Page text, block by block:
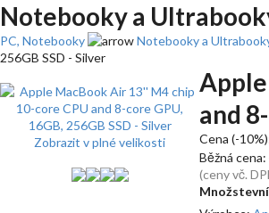
Notebooky a
PC, Notebooky Notebooky a
256GB SSD - Silver
Zobrazit v plné velikosti
and
Cena (-
Běžná cena:
(ceny vč.
Množstevní